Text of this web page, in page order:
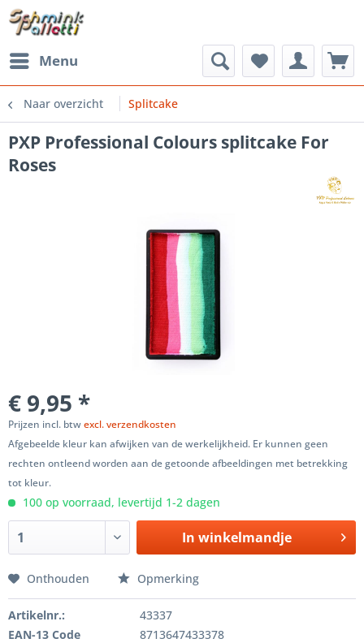
Menu
Naar overzicht Splitcake
PXP Professional Colours splitcake For
Roses
€ 9,95 *
Prijzen incl. btwexcl. verzendkosten
Afgebeelde kleur kan afwijken van de werkelijkheid. Er kunnen geen
rechten ontleend worden aan de getoonde afbeeldingen met betrekking
tot kleur.
100 op voorraad, levertijd 1-2 dagen
In winkelmandje
Onthouden Opmerking
Artikelnr.:
43337
EAN-13 Code
8713647433378